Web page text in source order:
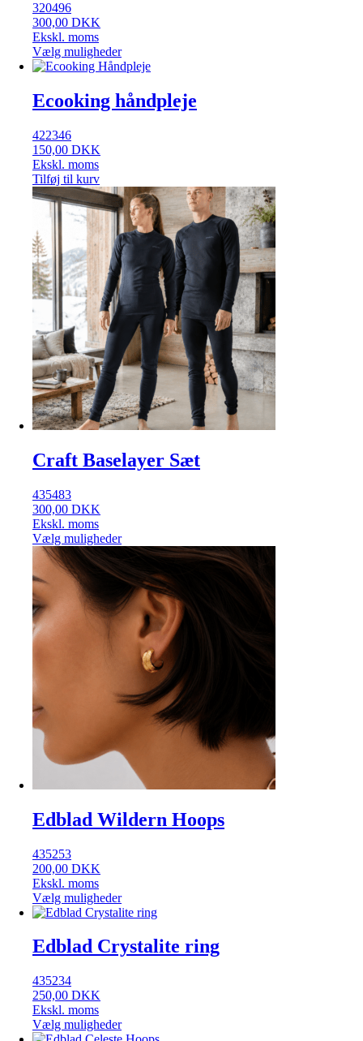
320496
300,00 DKK
Ekskl. moms
Vælg muligheder
Ecooking håndpleje
422346
150,00 DKK
Ekskl. moms
Tilføj til kurv
Craft Baselayer Sæt
435483
300,00 DKK
Ekskl. moms
Vælg muligheder
Edblad Wildern Hoops
435253
200,00 DKK
Ekskl. moms
Vælg muligheder
Edblad Crystalite ring
435234
250,00 DKK
Ekskl. moms
Vælg muligheder